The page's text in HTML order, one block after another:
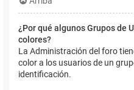
¿Por qué algunos Grupos de
colores?
La Administración del foro
color a los usuarios de un
identificación.